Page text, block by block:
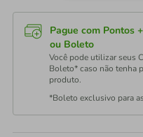
Pague com Pontos
ou Boleto
Você pode utilizar seus
Boleto* caso não tenha
produto.
*Boleto exclusivo para